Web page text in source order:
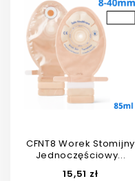
CFNT8 Worek Stomijny
Jednoczęściowy...
15,51 zł